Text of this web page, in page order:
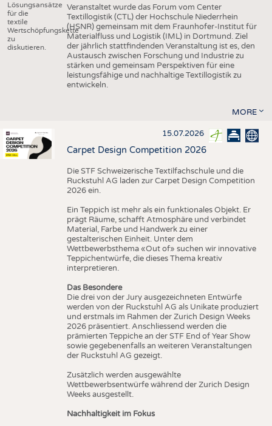
Lösungsansätze
für die
textile
Wertschöpfungskette
zu
diskutieren.
Veranstaltet wurde das Forum vom Center
Textillogistik (CTL) der Hochschule Niederrhein
(HSNR) gemeinsam mit dem Fraunhofer-Institut für
Materialfluss und Logistik (IML) in Dortmund. Ziel
der jährlich stattfindenden Veranstaltung ist es, den
Austausch zwischen Forschung und Industrie zu
stärken und gemeinsam Perspektiven für eine
leistungsfähige und nachhaltige Textillogistik zu
entwickeln.
MORE
15.07.2026
Carpet Design Competition 2026
Die STF Schweizerische Textilfachschule und die
Ruckstuhl AG laden zur Carpet Design Competition
2026 ein.
Ein Teppich ist mehr als ein funktionales Objekt. Er
prägt Räume, schafft Atmosphäre und verbindet
Material, Farbe und Handwerk zu einer
gestalterischen Einheit. Unter dem
Wettbewerbsthema «Out of» suchen wir innovative
Teppichentwürfe, die dieses Thema kreativ
interpretieren.
Das Besondere
Die drei von der Jury ausgezeichneten Entwürfe
werden von der Ruckstuhl AG als Unikate produziert
und erstmals im Rahmen der Zurich Design Weeks
2026 präsentiert. Anschliessend werden die
prämierten Teppiche an der STF End of Year Show
sowie gegebenenfalls an weiteren Veranstaltungen
der Ruckstuhl AG gezeigt.
Zusätzlich werden ausgewählte
Wettbewerbsentwürfe während der Zurich Design
Weeks ausgestellt.
Nachhaltigkeit im Fokus